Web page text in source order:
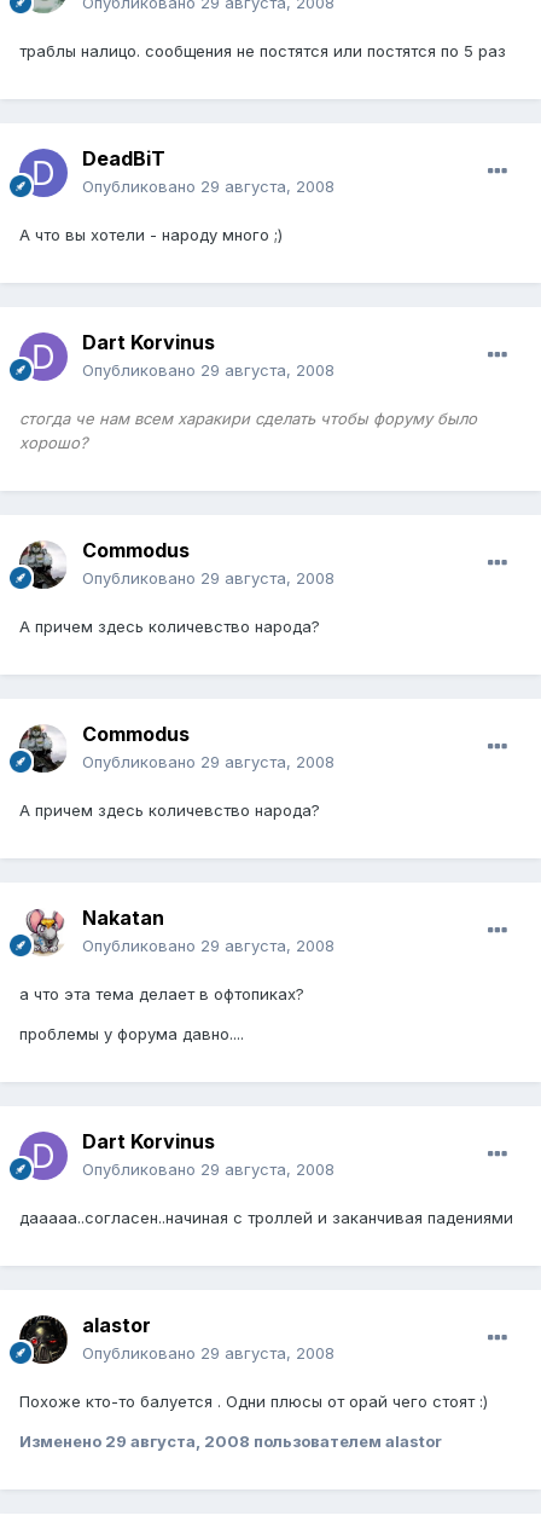
траблы налицо. сообщения не постятся или постятся по 5 раз
DeadBiT
Опубликовано 29 августа, 2008
А что вы хотели - народу много ;)
Dart Korvinus
Опубликовано 29 августа, 2008
cтогда че нам всем харакири сделать чтобы форуму было
хорошо?
Commodus
Опубликовано 29 августа, 2008
А причем здесь количевство народа?
Commodus
Опубликовано 29 августа, 2008
А причем здесь количевство народа?
Nakatan
Опубликовано 29 августа, 2008
а что эта тема делает в офтопиках?
проблемы у форума давно....
Dart Korvinus
Опубликовано 29 августа, 2008
дааааа..согласен..начиная с троллей и заканчивая падениями
alastor
Опубликовано 29 августа, 2008
Похоже кто-то балуется . Одни плюсы от орай чего стоят :)
Изменено 29 августа, 2008 пользователем alastor